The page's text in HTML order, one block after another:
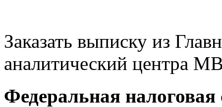
Заказать выписку из
аналитический центра
Федеральная налоговая